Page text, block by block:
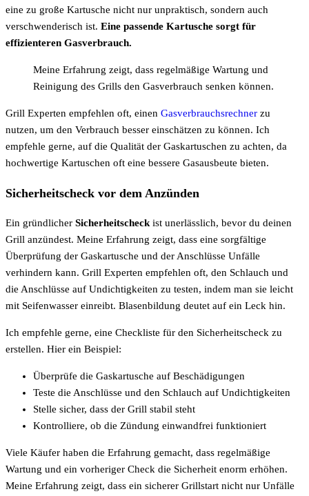
eine zu große Kartusche nicht nur unpraktisch, sondern auch
verschwenderisch ist. Eine passende Kartusche sorgt für
effizienteren Gasverbrauch.
Meine Erfahrung zeigt, dass regelmäßige Wartung und
Reinigung des Grills den Gasverbrauch senken können.
Grill Experten empfehlen oft, einen Gasverbrauchsrechner zu
nutzen, um den Verbrauch besser einschätzen zu können. Ich
empfehle gerne, auf die Qualität der Gaskartuschen zu achten, da
hochwertige Kartuschen oft eine bessere Gasausbeute bieten.
Sicherheitscheck vor dem Anzünden
Ein gründlicher Sicherheitscheckist unerlässlich, bevor du deinen
Grill anzündest. Meine Erfahrung zeigt, dass eine sorgfältige
Überprüfung der Gaskartusche und der Anschlüsse Unfälle
verhindern kann. Grill Experten empfehlen oft, den Schlauch und
die Anschlüsse auf Undichtigkeiten zu testen, indem man sie leicht
mit Seifenwasser einreibt. Blasenbildung deutet auf ein Leck hin.
Ich empfehle gerne, eine Checkliste für den Sicherheitscheck zu
erstellen. Hier ein Beispiel:
Überprüfe die Gaskartusche auf Beschädigungen
Teste die Anschlüsse und den Schlauch auf Undichtigkeiten
Stelle sicher, dass der Grill stabil steht
Kontrolliere, ob die Zündung einwandfrei funktioniert
Viele Käufer haben die Erfahrung gemacht, dass regelmäßige
Wartung und ein vorheriger Check die Sicherheit enorm erhöhen.
Meine Erfahrung zeigt, dass ein sicherer Grillstart nicht nur Unfälle